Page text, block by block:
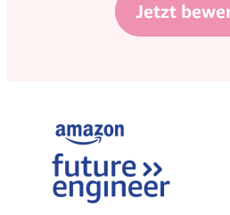
Jetzt